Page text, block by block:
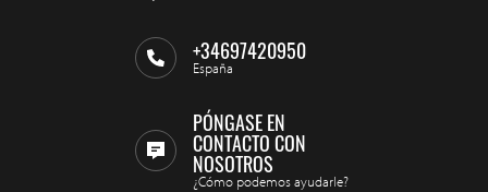
+34697420950
España
PÓNGASE EN
CONTACTO CON
NOSOTROS
¿Cómo podemos ayudarle?